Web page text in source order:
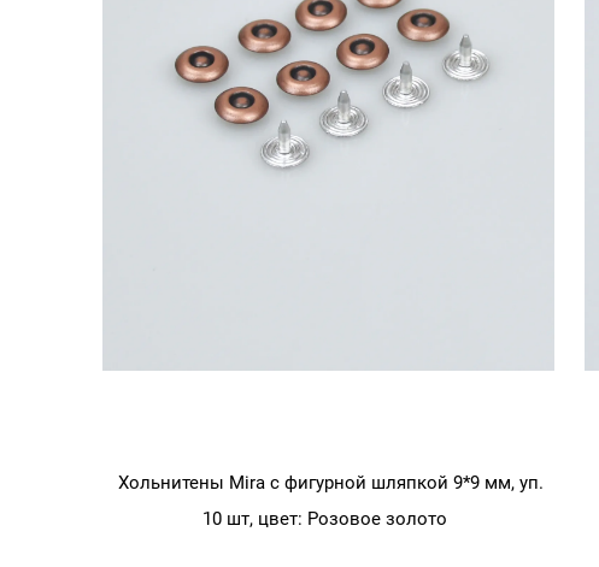
Хольнитены Mira с фигурной шляпкой 9*9 мм, уп.
10 шт, цвет: Розовое золото